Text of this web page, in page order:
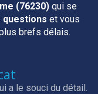
(76230) qui se
questions et vous
brefs délais.
a le souci du détail.